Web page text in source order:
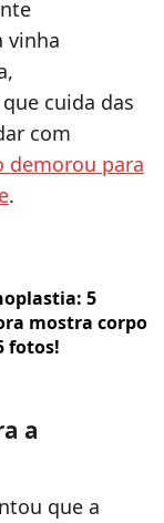
vinha
que cuida das
com
demorou para
.
5
mostra corpo
fotos!
a
que a